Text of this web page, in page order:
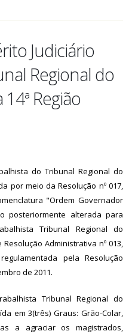
Judiciário
Regional do
Região
do Tribunal Regional do
por meio da Resolução nº 017,
"Ordem Governador
posteriormente alterada para
Tribunal Regional do
Administrativa nº 013,
pela Resolução
de 2011.
Tribunal Regional do
em 3(três) Graus: Grão-Colar,
a agraciar os magistrados,